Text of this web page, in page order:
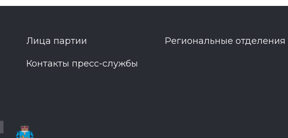
Лица партии Региональные отделения
Контакты пресс-службы